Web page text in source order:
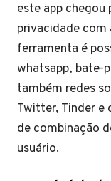
este app chegou
privacidade com
ferramenta é
whatsapp, bate-
também redes
Twitter, Tinder e
de combinação
usuário.